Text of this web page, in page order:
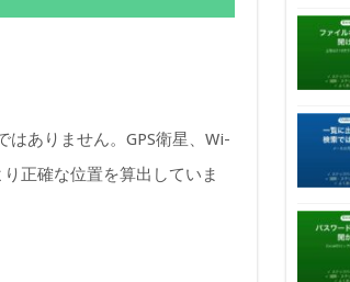
ありません。GPS衛星、Wi-
正確な位置を算出していま